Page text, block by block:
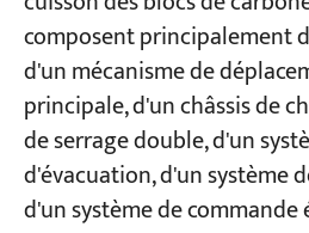
Blogs
Nouvelles
Demandes
À propos de nous
Contactez-nous
composent principalement
d'un mécanisme de
principale, d'un châssis de
de serrage double, d'un
d'évacuation, d'un système
d'un système de